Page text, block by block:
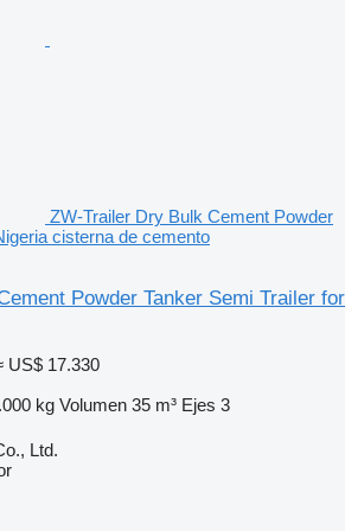
ZW-Trailer Dry Bulk Cement Powder
cisterna de cemento
Powder Tanker Semi Trailer for
US$ 17.330
kg Volumen 35 m³ Ejes 3
Ltd.